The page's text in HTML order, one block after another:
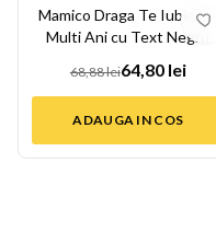
6%
Mamico Draga Te Iubim La
Multi Ani cu Text Negru
68,88 lei64,80 lei
ADAUGA IN COS